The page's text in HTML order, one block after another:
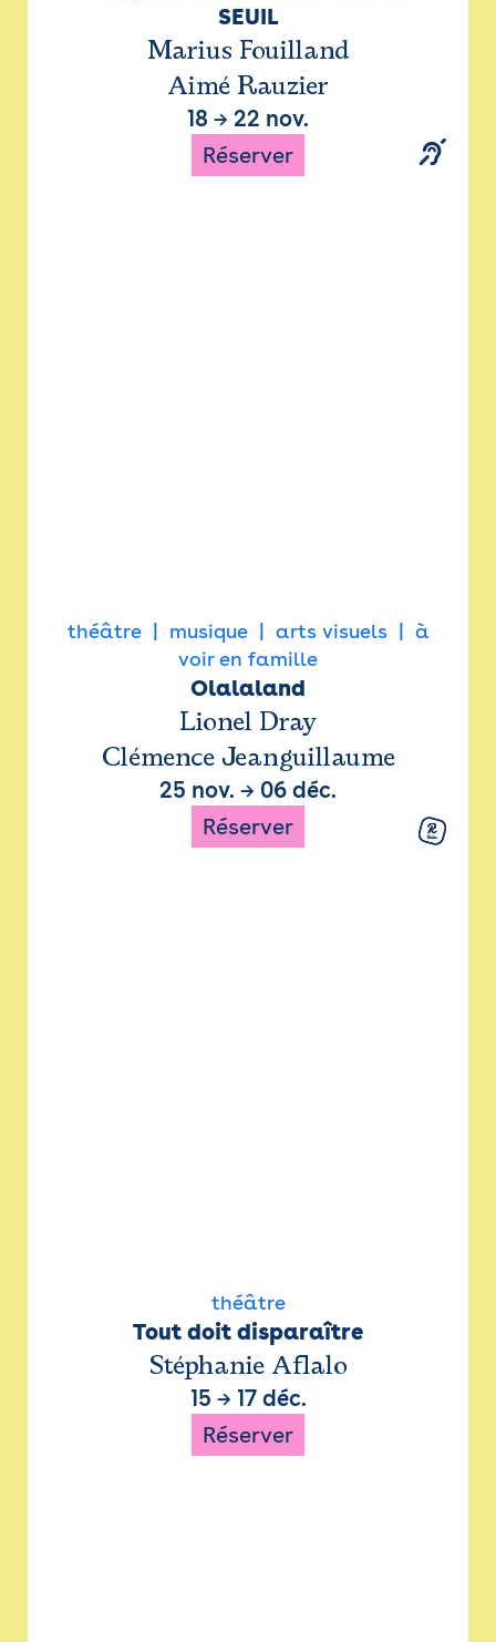
SEUIL
Marius Fouilland
Aimé Rauzier
18 → 22 nov.
Réserver
théâtre musique arts visuels
à
voir en famille
Olalaland
Lionel Dray
Clémence Jeanguillaume
25 nov. → 06 déc.
Réserver
théâtre
Tout doit disparaître
Stéphanie Aflalo
15 → 17 déc.
Réserver